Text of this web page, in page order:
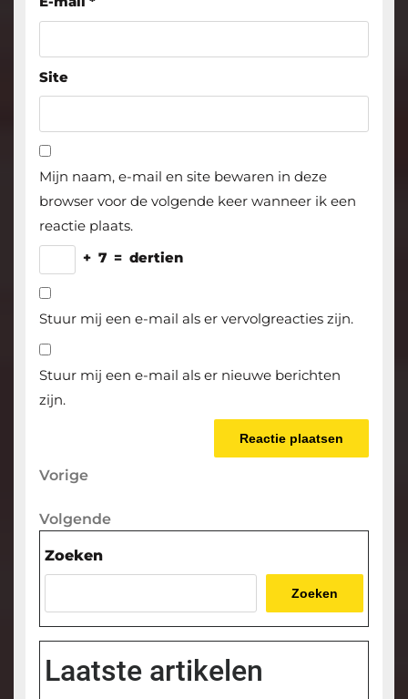
Site
Mijn naam, e-mail en site bewaren in deze
browser voor de volgende keer wanneer ik een
reactie plaats.
+ 7 = dertien
Stuur mij een e-mail als er vervolgreacties zijn.
Stuur mij een e-mail als er nieuwe berichten
zijn.
Berichtnavigatie
Vorige
Vorige
Volgende
Volgende
Zoeken
Zoeken
Laatste artikelen